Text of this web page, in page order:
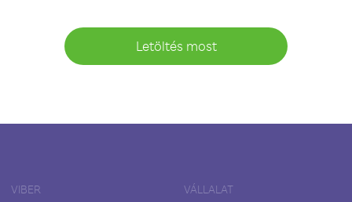
Letöltés most
VIBER VÁLLALAT